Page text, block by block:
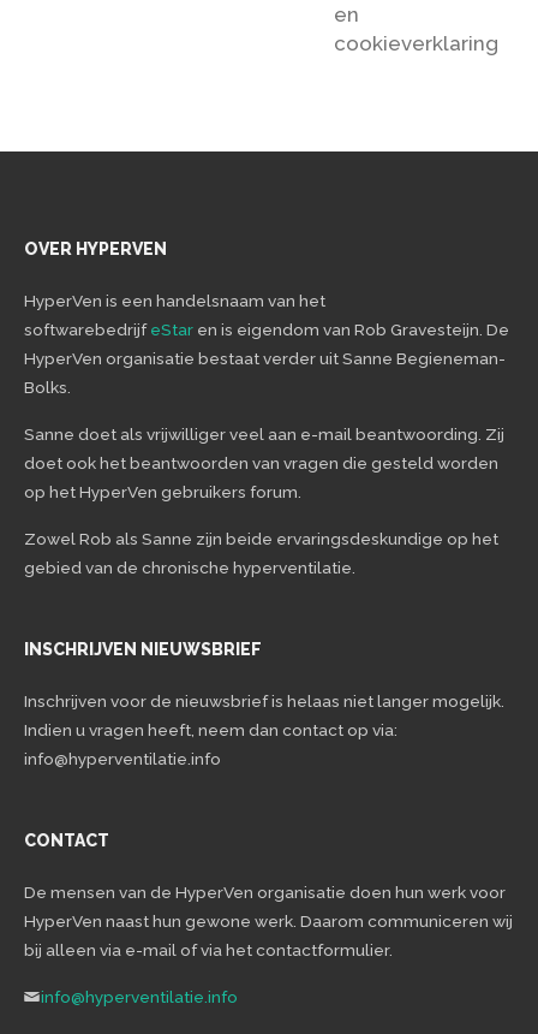
en
cookieverklaring
OVER HYPERVEN
HyperVen is een handelsnaam van het
softwarebedrijfeStar en is eigendom van Rob Gravesteijn. De
HyperVen organisatie bestaat verder uit Sanne Begieneman-
Bolks.
Sanne doet als vrijwilliger veel aan e-mail beantwoording. Zij
doet ook het beantwoorden van vragen die gesteld worden
op het HyperVen gebruikers forum.
Zowel Rob als Sanne zijn beide ervaringsdeskundige op het
gebied van de chronische hyperventilatie.
INSCHRIJVEN NIEUWSBRIEF
Inschrijven voor de nieuwsbrief is helaas niet langer mogelijk.
Indien u vragen heeft, neem dan contact op via:
info@hyperventilatie.info
CONTACT
De mensen van de HyperVen organisatie doen hun werk voor
HyperVen naast hun gewone werk. Daarom communiceren wij
bij alleen via e-mail of via het contactformulier.
info@hyperventilatie.info